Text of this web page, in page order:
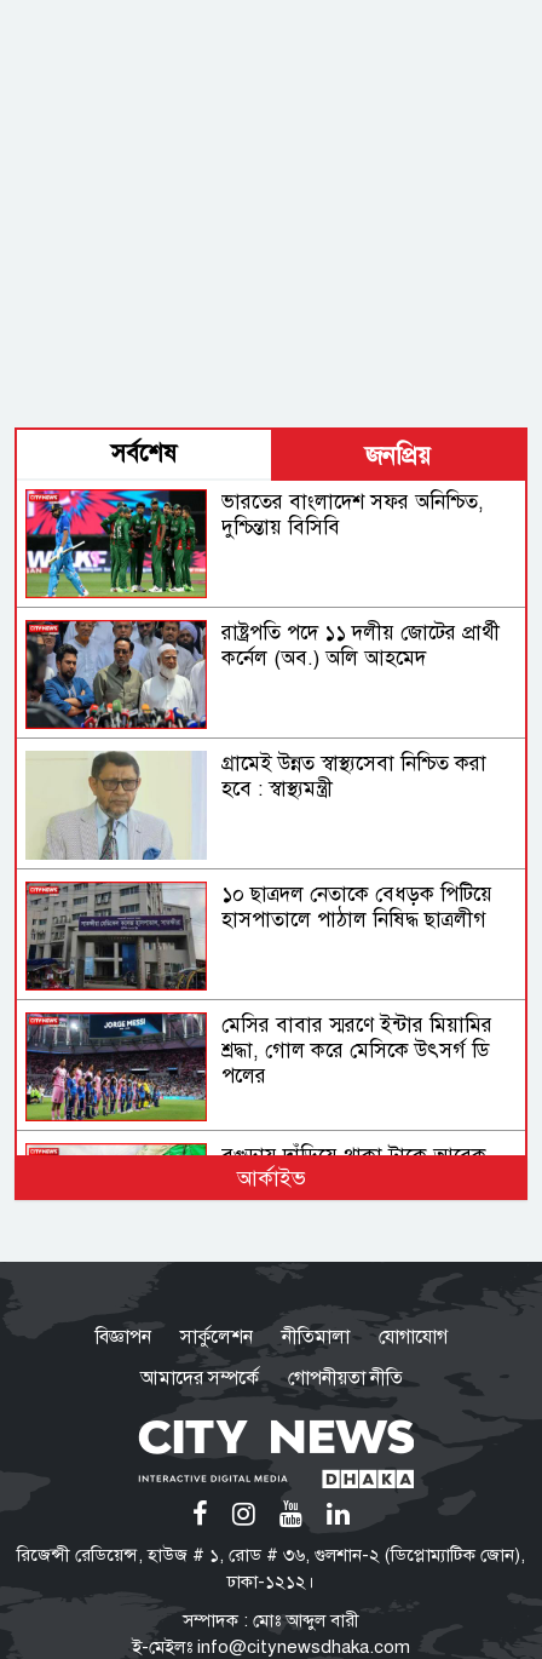
সর্বশেষ জনপ্রিয়
ভারতের বাংলাদেশ সফর অনিশ্চিত,
দুশ্চিন্তায় বিসিবি
রাষ্ট্রপতি পদে ১১ দলীয় জোটের প্রার্থী
কর্নেল (অব.) অলি আহমেদ
গ্রামেই উন্নত স্বাস্থ্যসেবা নিশ্চিত করা
হবে : স্বাস্থ্যমন্ত্রী
১০ ছাত্রদল নেতাকে বেধড়ক পিটিয়ে
হাসপাতালে পাঠাল নিষিদ্ধ ছাত্রলীগ
মেসির বাবার স্মরণে ইন্টার মিয়ামির
শ্রদ্ধা, গোল করে মেসিকে উৎসর্গ ডি
পলের
বগুড়ায় দাঁড়িয়ে থাকা ট্রাকে আরেক
ট্রাকের ধাক্কা, নিহত ৩
হরমুজ খুলতে যুক্তরাষ্ট্রকে যেসব শর্ত
দিল ইরান
কক্সবাজারের মাতারবাড়ি পৌঁছেছেন
প্রধানমন্ত্রী তারেক রহমান
আর্কাইভ
বিজ্ঞাপন সার্কুলেশন নীতিমালা
যোগাযোগ
আমাদের সম্পর্কে
গোপনীয়তা নীতি
রিজেন্সী রেডিয়েন্স, হাউজ # ১, রোড # ৩৬, গুলশান-২ (ডিপ্লোম্যাটিক জোন),
ঢাকা-১২১২।
সম্পাদক : মোঃ আব্দুল বারী
ই-মেইলঃ info@citynewsdhaka.com